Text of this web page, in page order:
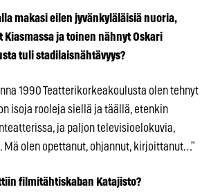
makasi eilen jyvänkyläläisiä nuoria,
Kiasmassa ja toinen nähnyt Oskari
tuli stadilaisnähtävyys?
1990 Teatterikorkeakoulusta olen tehnyt
isoja rooleja siellä ja täällä, etenkin
ja paljon televisioelokuvia,
Mä olen opettanut, ohjannut, kirjoittanut…”
filmitähtiskaban Katajisto?